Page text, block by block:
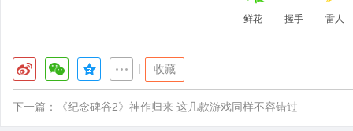
鲜花 握手 雷人
收藏
下一篇： 《纪念碑谷2》神作归来 这几款游戏同样不容错过